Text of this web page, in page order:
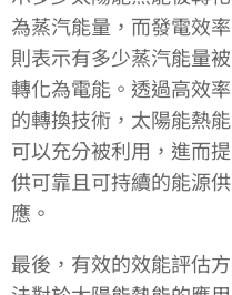
為蒸汽能量，而發電效率
則表示有多少蒸汽能量被
轉化為電能。透過高效率
的轉換技術，太陽能熱能
可以充分被利用，進而提
供可靠且可持續的能源供
應。
最後，有效的效能評估方